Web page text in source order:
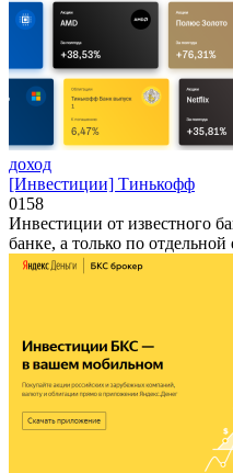
доход
[Инвестиции] Тинькофф
0158
Инвестиции от известного
банке, а только по